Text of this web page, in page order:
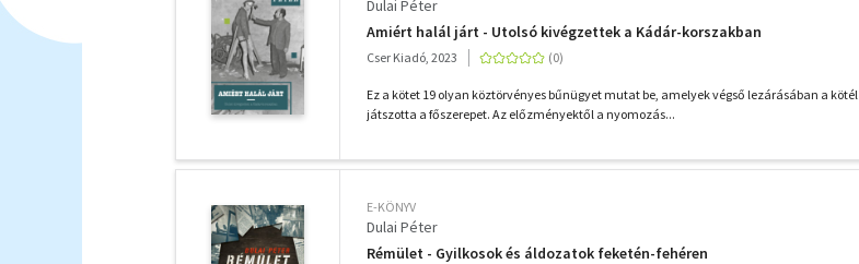
Dulai Péter
Amiért halál járt - Utolsó kivégzettek a Kádár-korszakban
Cser Kiadó, 2023
Ez a kötet 19 olyan köztörvényes bűnügyet mutat be, amelyek végső lezárásában a kötél
játszotta a főszerepet. Az előzményektől a nyomozás...
E-KÖNYV
Dulai Péter
Rémület - Gyilkosok és áldozatok feketén-fehéren